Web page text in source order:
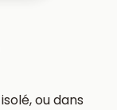
ou dans